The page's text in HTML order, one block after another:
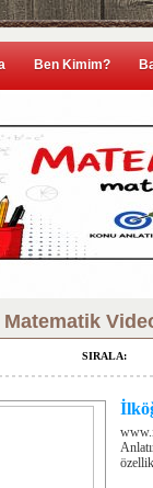
Ben Kimim?
Matematik
SIRALA: